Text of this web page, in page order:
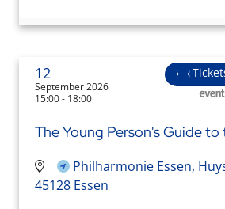
12
September 2026
15:00 - 18:00
The Young Person's Guide
Philharmonie Essen,
45128 Essen